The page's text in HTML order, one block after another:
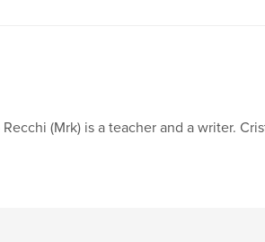
Recchi (Mrk) is a teacher and a writer.